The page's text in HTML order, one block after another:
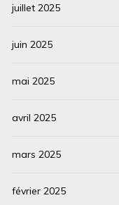
juillet 2025
juin 2025
mai 2025
avril 2025
mars 2025
février 2025